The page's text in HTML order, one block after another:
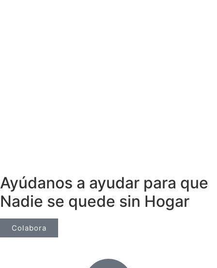
Ayúdanos a ayudar para que
Nadie se quede sin Hogar
Colabora